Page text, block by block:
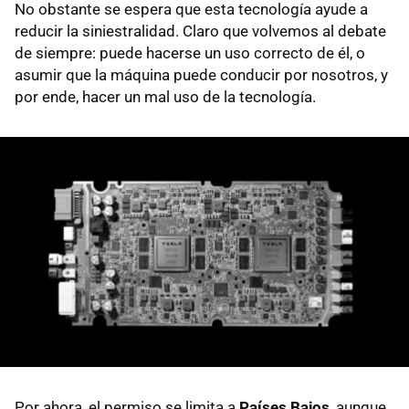
No obstante se espera que esta tecnología ayude a
reducir la siniestralidad. Claro que volvemos al debate
de siempre: puede hacerse un uso correcto de él, o
asumir que la máquina puede conducir por nosotros, y
por ende, hacer un mal uso de la tecnología.